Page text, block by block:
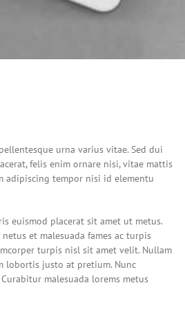
urna varius vitae. Sed dui
felis enim ornare nisi, vitae mattis
adipiscing tempor nisi id elementu
euismod placerat sit amet ut metus.
et malesuada fames ac turpis
turpis nisl sit amet velit. Nullam
lobortis justo at pretium. Nunc
malesuada lorems metus